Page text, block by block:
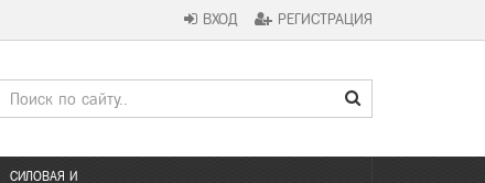
ВХОД РЕГИСТРАЦИЯ
СИЛОВАЯ И